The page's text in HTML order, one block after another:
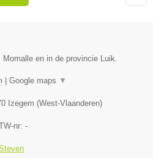
en in de provincie Luik.
Google maps ▼
Izegem (West-Vlaanderen)
nr: -